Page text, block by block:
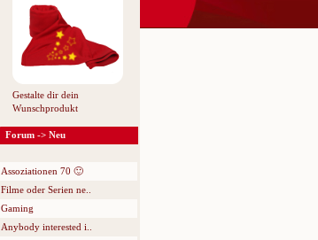
Gestalte dir dein
Wunschprodukt
Forum -> Neu
Assoziationen 70 🙂
Filme oder Serien ne..
Gaming
Anybody interested i..